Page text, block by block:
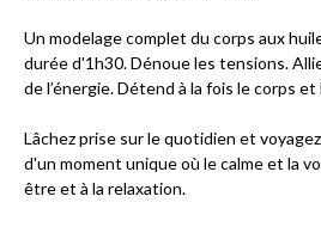
Un modelage complet du corps aux
durée d'1h30. Dénoue les tensions.
de l’énergie. Détend à la fois le corps et
Lâchez prise sur le quotidien et
d'un moment unique où le calme et la
être et à la relaxation.